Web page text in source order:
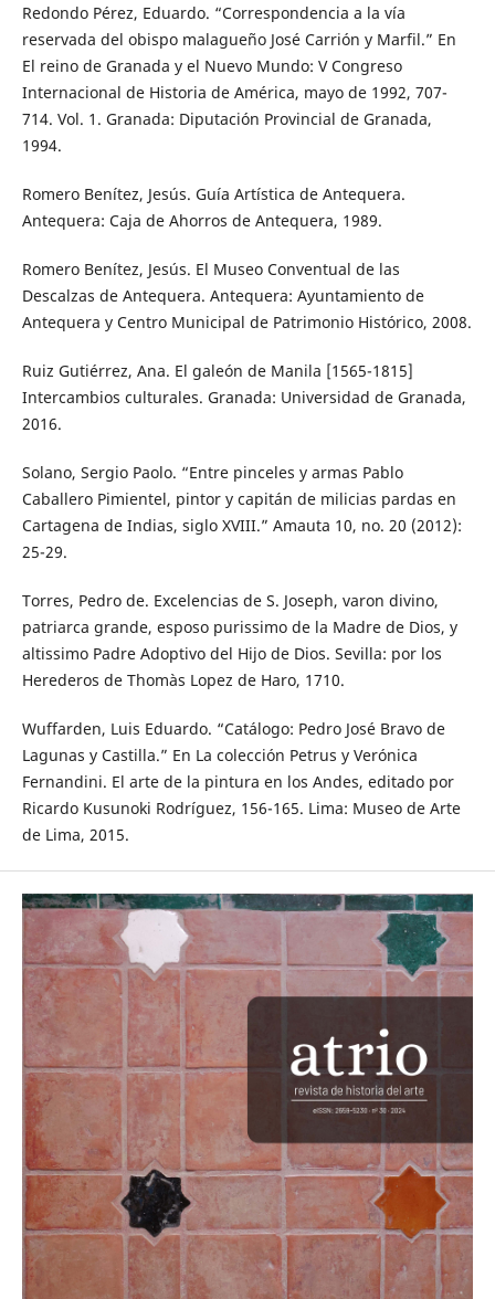
Redondo Pérez, Eduardo. “Correspondencia a la vía
reservada del obispo malagueño José Carrión y Marfil.” En
El reino de Granada y el Nuevo Mundo: V Congreso
Internacional de Historia de América, mayo de 1992, 707-
714. Vol. 1. Granada: Diputación Provincial de Granada,
1994.
Romero Benítez, Jesús. Guía Artística de Antequera.
Antequera: Caja de Ahorros de Antequera, 1989.
Romero Benítez, Jesús. El Museo Conventual de las
Descalzas de Antequera. Antequera: Ayuntamiento de
Antequera y Centro Municipal de Patrimonio Histórico, 2008.
Ruiz Gutiérrez, Ana. El galeón de Manila [1565-1815]
Intercambios culturales. Granada: Universidad de Granada,
2016.
Solano, Sergio Paolo. “Entre pinceles y armas Pablo
Caballero Pimientel, pintor y capitán de milicias pardas en
Cartagena de Indias, siglo XVIII.” Amauta 10, no. 20 (2012):
25-29.
Torres, Pedro de. Excelencias de S. Joseph, varon divino,
patriarca grande, esposo purissimo de la Madre de Dios, y
altissimo Padre Adoptivo del Hijo de Dios. Sevilla: por los
Herederos de Thomàs Lopez de Haro, 1710.
Wuffarden, Luis Eduardo. “Catálogo: Pedro José Bravo de
Lagunas y Castilla.” En La colección Petrus y Verónica
Fernandini. El arte de la pintura en los Andes, editado por
Ricardo Kusunoki Rodríguez, 156-165. Lima: Museo de Arte
de Lima, 2015.